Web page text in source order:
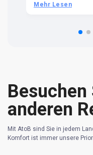
Mehr Lesen
Besuchen
anderen
Mit AtoB sind Sie in jedem
Komfort ist immer unsere